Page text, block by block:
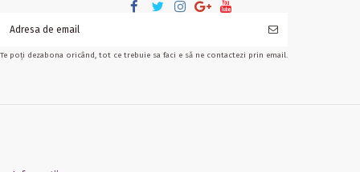
Te poți dezabona oricând, tot ce trebuie sa faci e să ne contactezi prin email.